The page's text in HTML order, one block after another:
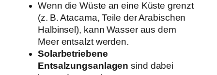
Wenn die Wüste an eine Küste grenzt
(z. B. Atacama, Teile der Arabischen
Halbinsel), kann Wasser aus dem
Meer entsalzt werden.
Solarbetriebene
Entsalzungsanlagen sind dabei